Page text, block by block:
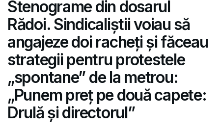
Stenograme din dosarul
Rădoi. Sindicaliștii voiau să
angajeze doi racheți și făceau
strategii pentru protestele
„spontane” de la metrou:
„Punem preț pe două capete:
Drulă și directorul”